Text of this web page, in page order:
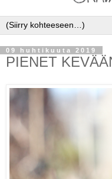
09 huhtikuuta 2019
PIENET